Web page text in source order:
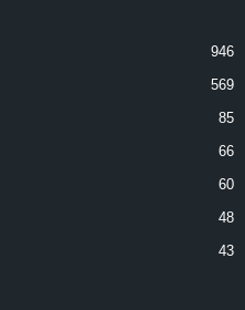
946
569
85
66
60
48
43